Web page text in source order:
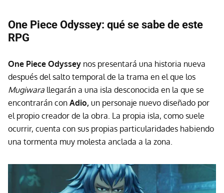
One Piece Odyssey: qué se sabe de este
RPG
One Piece Odyssey nos presentará una historia nueva
después del salto temporal de la trama en el que los
Mugiwara llegarán a una isla desconocida en la que se
encontrarán con Adio, un personaje nuevo diseñado por
el propio creador de la obra. La propia isla, como suele
ocurrir, cuenta con sus propias particularidades habiendo
una tormenta muy molesta anclada a la zona.